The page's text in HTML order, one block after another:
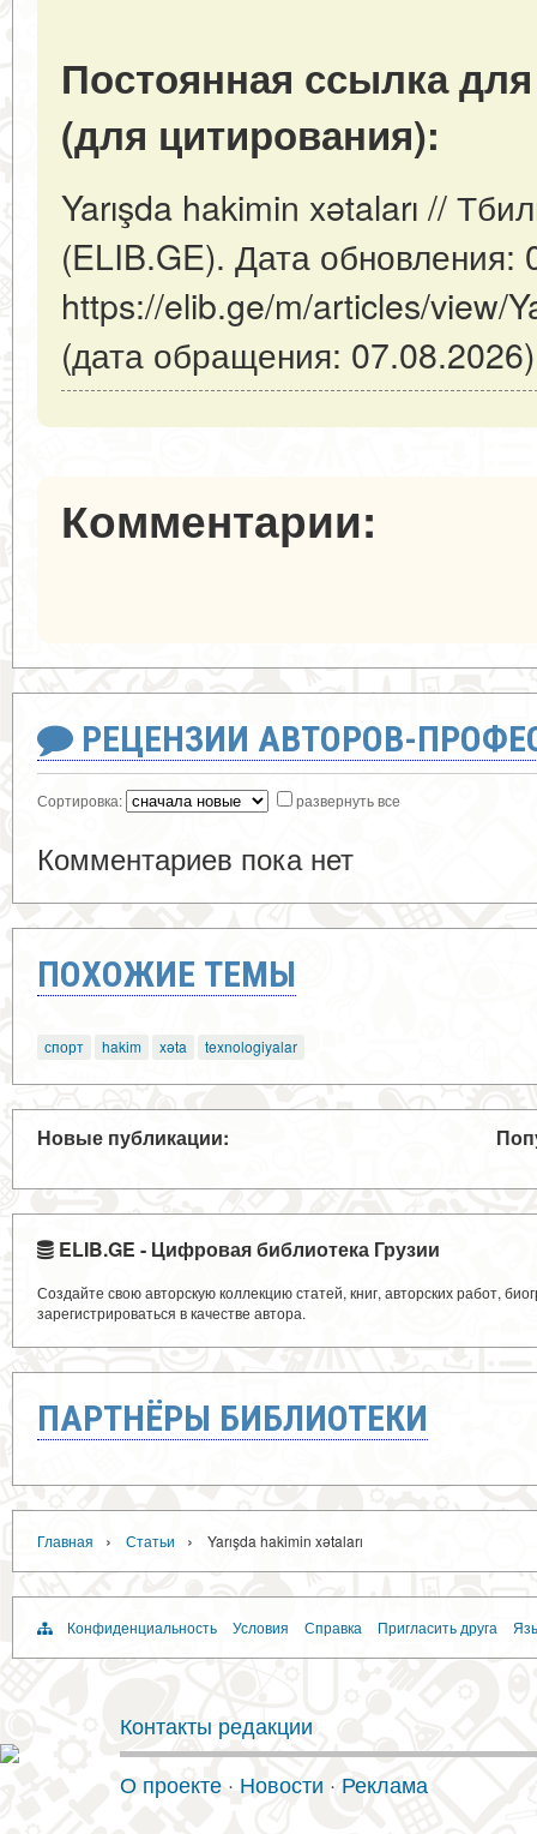
Постоянная ссылка
(для цитирования):
Yarışda hakimin xətaları //
(ELIB.GE). Дата обновления:
https://elib.ge/m/articles/view/
(дата обращения:
Комментарии:
РЕЦЕНЗИИ АВТОРОВ-
Сортировка: развернуть все
Комментариев пока нет
ПОХОЖИЕ ТЕМЫ
спорт hakim xəta texnologiyalar
Новые публикации:
ELIB.GE - Цифровая библиотека Грузии
Создайте свою авторскую коллекцию статей, книг, авторских работ,
зарегистрироваться в качестве автора.
ПАРТНЁРЫ БИБЛИОТЕКИ
Главная › Статьи › Yarışda hakimin xətaları
Конфиденциальность Условия Справка Пригласить друга
Контакты редакции
О проекте · Новости · Реклама